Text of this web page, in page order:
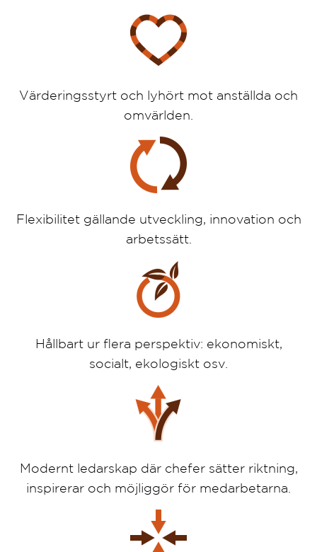
Värderingsstyrt och lyhört mot anställda och
omvärlden.
Flexibilitet gällande utveckling, innovation och
arbetssätt.
Hållbart ur flera perspektiv: ekonomiskt,
socialt, ekologiskt osv.
Modernt ledarskap där chefer sätter riktning,
inspirerar och möjliggör för medarbetarna.